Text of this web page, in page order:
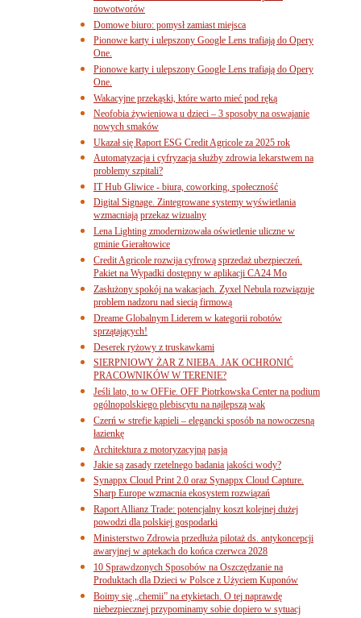
nowotworów
Domowe biuro: pomysł zamiast miejsca
Pionowe karty i ulepszony Google Lens trafiają do Opery
One.
Pionowe karty i ulepszony Google Lens trafiają do Opery
One.
Wakacyjne przekąski, które warto mieć pod ręką
Neofobia żywieniowa u dzieci – 3 sposoby na oswajanie
nowych smaków
Ukazał się Raport ESG Credit Agricole za 2025 rok
Automatyzacja i cyfryzacja służby zdrowia lekarstwem na
problemy szpitali?
IT Hub Gliwice - biura, coworking, społeczność
Digital Signage. Zintegrowane systemy wyświetlania
wzmacniają przekaz wizualny
Lena Lighting zmodernizowała oświetlenie uliczne w
gminie Gierałtowice
Credit Agricole rozwija cyfrową sprzedaż ubezpieczeń.
Pakiet na Wypadki dostępny w aplikacji CA24 Mo
Zasłużony spokój na wakacjach. Zyxel Nebula rozwiązuje
problem nadzoru nad siecią firmową
Dreame Globalnym Liderem w kategorii robotów
sprzątających!
Deserek ryżowy z truskawkami
SIERPNIOWY ŻAR Z NIEBA. JAK OCHRONIĆ
PRACOWNIKÓW W TERENIE?
Jeśli lato, to w OFFie. OFF Piotrkowska Center na podium
ogólnopolskiego plebiscytu na najlepszą wak
Czerń w strefie kąpieli – elegancki sposób na nowoczesną
łazienkę
Architektura z motoryzacyjną pasją
Jakie są zasady rzetelnego badania jakości wody?
Synappx Cloud Print 2.0 oraz Synappx Cloud Capture.
Sharp Europe wzmacnia ekosystem rozwiązań
Raport Allianz Trade: potencjalny koszt kolejnej dużej
powodzi dla polskiej gospodarki
Ministerstwo Zdrowia przedłuża pilotaż ds. antykoncepcji
awaryjnej w aptekach do końca czerwca 2028
10 Sprawdzonych Sposobów na Oszczędzanie na
Produktach dla Dzieci w Polsce z Użyciem Kuponów
Boimy się „chemii” na etykietach. O tej naprawdę
niebezpiecznej przypominamy sobie dopiero w sytuacj